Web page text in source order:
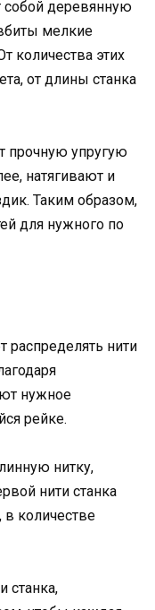
собой деревянную
мелкие
количества этих
от длины станка
прочную упругую
натягивают и
Таким образом,
для нужного по
нити
нужное
рейке.
нитку,
нити станка
в количестве
станка,